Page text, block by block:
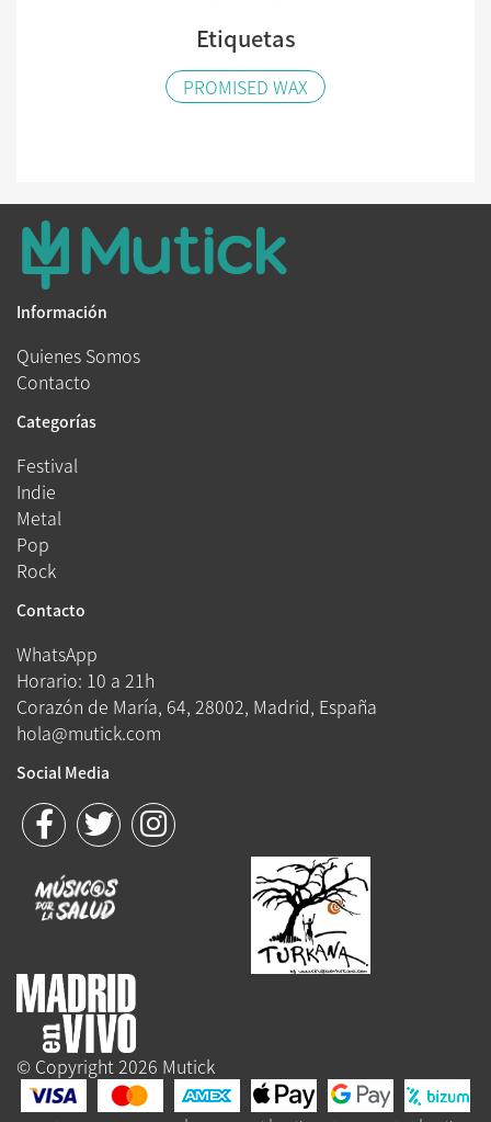
Etiquetas
PROMISED WAX
Información
Quienes Somos
Contacto
Categorías
Festival
Indie
Metal
Pop
Rock
Contacto
WhatsApp
Horario: 10 a 21h
Corazón de María, 64, 28002, Madrid, España
hola@mutick.com
Social Media
© Copyright 2026 Mutick